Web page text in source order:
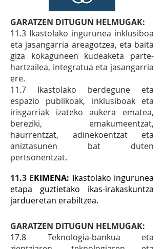
GARATZEN DITUGUN HELMUGAK:
11.3 Ikastolako ingurunea inklusiboa
eta jasangarria areagotzea, eta baita
giza kokaguneen kudeaketa parte‐
hartzailea, integratua eta jasangarria
ere.
11.7 Ikastolako berdegune eta
espazio publikoak, inklusiboak eta
irisgarriak izateko aukera ematea,
bereziki, emakumeentzat,
haurrentzat, adinekoentzat eta
aniztasunen bat duten
pertsonentzat.
11.3 EKIMENA: Ikastolako ingurunea
etapa guztietako ikas-irakaskuntza
jardueretan erabiltzea.
GARATZEN DITUGUN HELMUGAK:
17.8 Teknologia‐bankua eta